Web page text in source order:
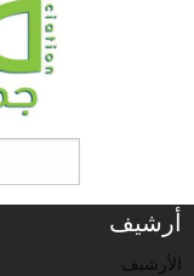
أرشيف
الأرشيف